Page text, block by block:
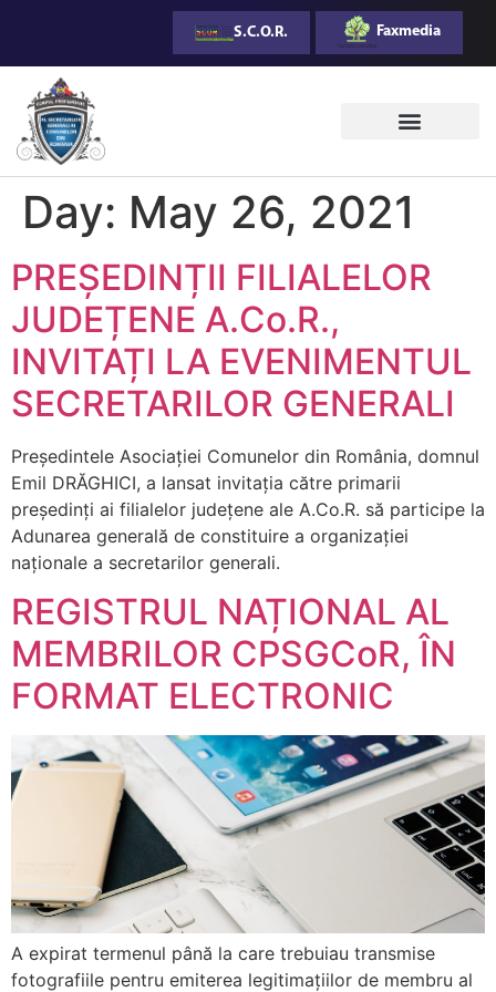
S.C.O.R. Faxmedia
Day: May 26, 2021
PREȘEDINȚII FILIALELOR
JUDEȚENE A.Co.R.,
INVITAȚI LA EVENIMENTUL
SECRETARILOR GENERALI
Președintele Asociației Comunelor din România, domnul
Emil DRĂGHICI, a lansat invitația către primarii
președinți ai filialelor județene ale A.Co.R. să participe la
Adunarea generală de constituire a organizației
naționale a secretarilor generali.
REGISTRUL NAȚIONAL AL
MEMBRILOR CPSGCoR, ÎN
FORMAT ELECTRONIC
A expirat termenul până la care trebuiau transmise
fotografiile pentru emiterea legitimațiilor de membru al